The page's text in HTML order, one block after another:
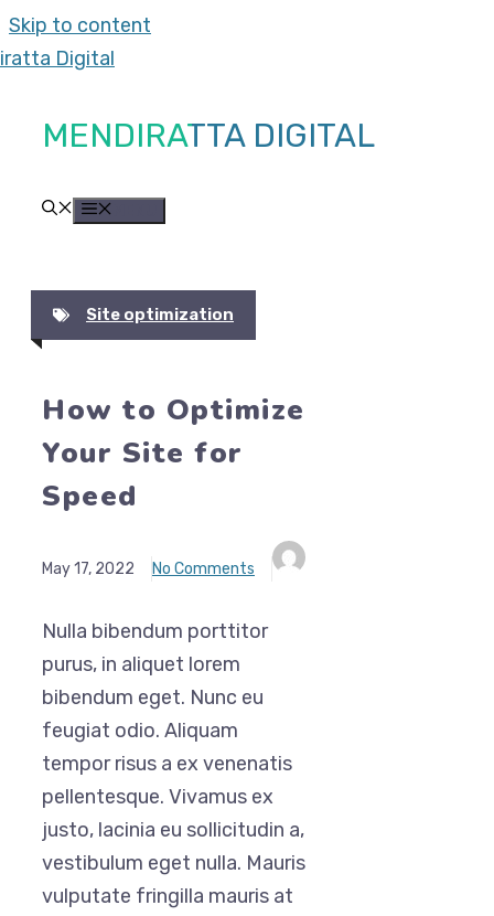
Skip to content
MENDIRATTA DIGITAL
Site optimization
How to Optimize
Your Site for
Speed
May 17, 2022 No Comments
Nulla bibendum porttitor
purus, in aliquet lorem
bibendum eget. Nunc eu
feugiat odio. Aliquam
tempor risus a ex venenatis
pellentesque. Vivamus ex
justo, lacinia eu sollicitudin a,
vestibulum eget nulla. Mauris
vulputate fringilla mauris at